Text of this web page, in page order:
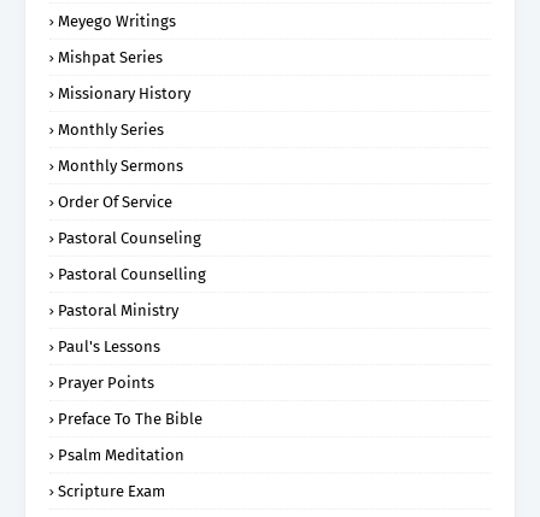
Meyego Writings
Mishpat Series
Missionary History
Monthly Series
Monthly Sermons
Order Of Service
Pastoral Counseling
Pastoral Counselling
Pastoral Ministry
Paul's Lessons
Prayer Points
Preface To The Bible
Psalm Meditation
Scripture Exam